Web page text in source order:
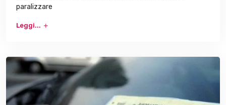
paralizzare
Leggi...